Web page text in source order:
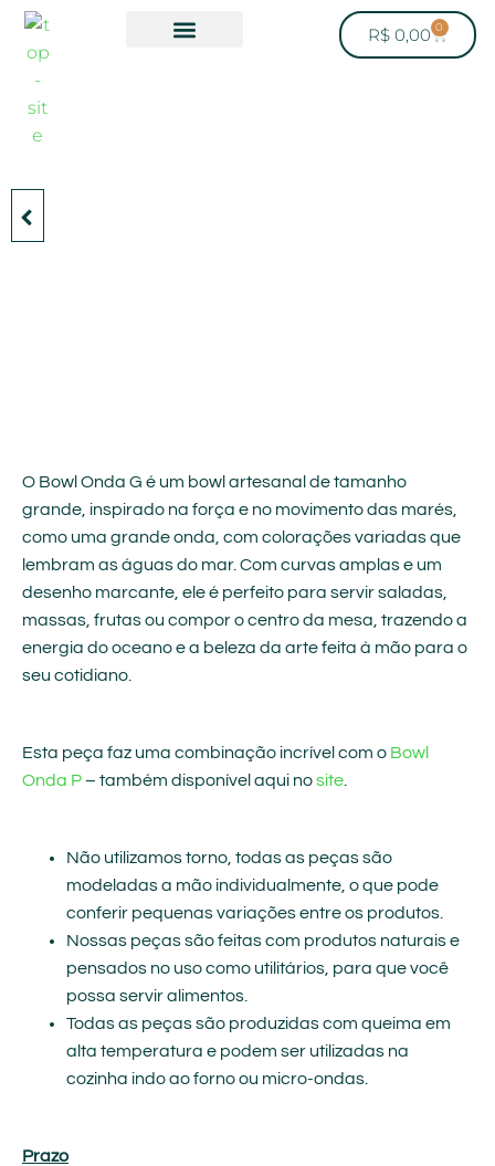
R$0,00 0
O Bowl Onda G é um bowl artesanal de tamanho
grande, inspirado na força e no movimento das marés,
como uma grande onda, com colorações variadas que
lembram as águas do mar. Com curvas amplas e um
desenho marcante, ele é perfeito para servir saladas,
massas, frutas ou compor o centro da mesa, trazendo a
energia do oceano e a beleza da arte feita à mão para o
seu cotidiano.
Esta peça faz uma combinação incrível com o Bowl
Onda P– também disponível aqui nosite
Não utilizamos torno, todas as peças são
modeladas a mão individualmente, o que pode
conferir pequenas variações entre os produtos.
Nossas peças são feitas com produtos naturais e
pensados no uso como utilitários, para que você
possa servir alimentos.
Todas as peças são produzidas com queima em
alta temperatura e podem ser utilizadas na
cozinha indo ao forno ou micro-ondas.
Prazo